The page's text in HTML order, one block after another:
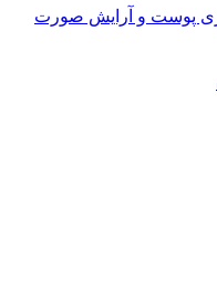
پوست و آرایش صورت